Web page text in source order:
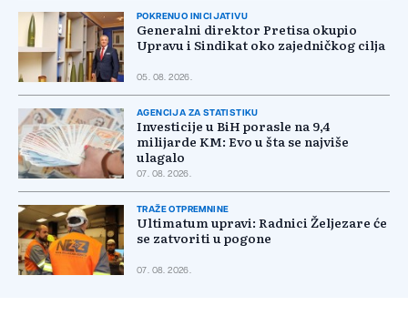
POKRENUO INICIJATIVU
Generalni direktor Pretisa okupio
Upravu i Sindikat oko zajedničkog cilja
05. 08. 2026.
AGENCIJA ZA STATISTIKU
Investicije u BiH porasle na 9,4
milijarde KM: Evo u šta se najviše
ulagalo
07. 08. 2026.
TRAŽE OTPREMNINE
Ultimatum upravi: Radnici Željezare će
se zatvoriti u pogone
07. 08. 2026.